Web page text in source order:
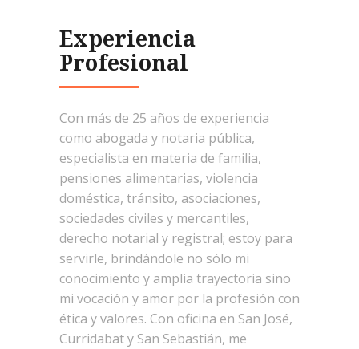
Experiencia
Profesional
Con más de 25 años de experiencia
como abogada y notaria pública,
especialista en materia de familia,
pensiones alimentarias, violencia
doméstica, tránsito, asociaciones,
sociedades civiles y mercantiles,
derecho notarial y registral; estoy para
servirle, brindándole no sólo mi
conocimiento y amplia trayectoria sino
mi vocación y amor por la profesión con
ética y valores. Con oficina en San José,
Curridabat y San Sebastián, me